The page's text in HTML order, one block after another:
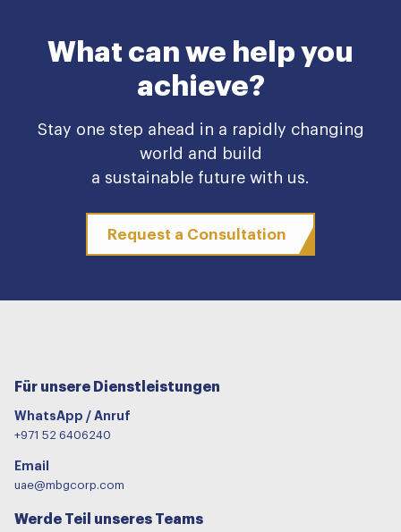
What can we help you
achieve?
Stay one step ahead in a rapidly changing
world and build
a sustainable future with us.
Request a Consultation
Für unsere Dienstleistungen
WhatsApp / Anruf
+971 52 6406240
Email
uae@mbgcorp.com
Werde Teil unseres Teams